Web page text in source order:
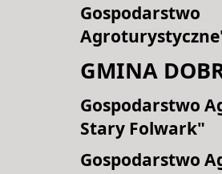
Gospodarstwo
GMINA
Gospodarstwo
Stary Folwark"
Gospodarstwo